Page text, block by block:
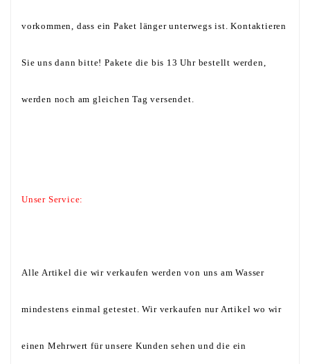
vorkommen, dass ein Paket länger unterwegs ist. Kontaktieren
Sie uns dann bitte! Pakete die bis 13 Uhr bestellt werden,
werden noch am gleichen Tag versendet.
Unser Service:
Alle Artikel die wir verkaufen werden von uns am Wasser
mindestens einmal getestet. Wir verkaufen nur Artikel wo wir
einen Mehrwert für unsere Kunden sehen und die ein